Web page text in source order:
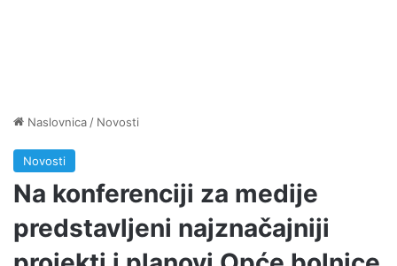
Naslovnica / Novosti
Novosti
Na konferenciji za medije
predstavljeni najznačajniji